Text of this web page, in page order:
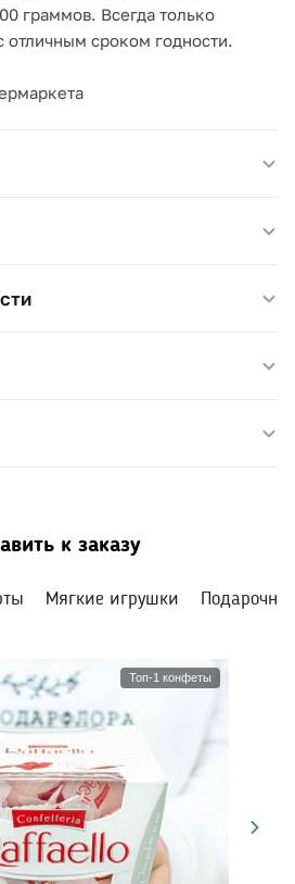
граммов. Всегда только
сроком годности.
к заказу
Мягкие игрушки
Топ-1 конфеты